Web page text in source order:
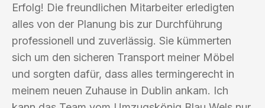
Erfolg! Die freundlichen Mitarbeiter erledigten
alles von der Planung bis zur Durchführung
professionell und zuverlässig. Sie kümmerten
sich um den sicheren Transport meiner Möbel
und sorgten dafür, dass alles termingerecht in
meinem neuen Zuhause in Dublin ankam. Ich